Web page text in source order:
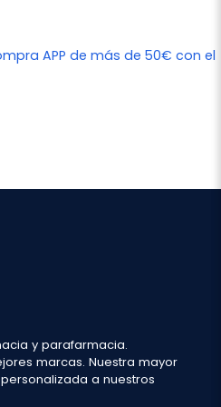
APP de más de 50€ con el
y parafarmacia.
marcas. Nuestra mayor
a nuestros